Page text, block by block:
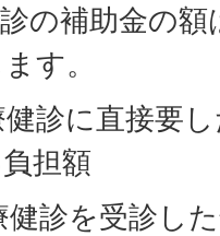
の補助金の
す。
診に直接要
担額
健診を受診し